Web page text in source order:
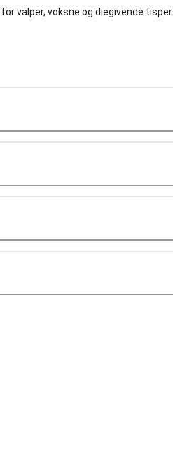
valper, voksne og diegivende tisper.